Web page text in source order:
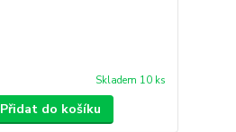
Skladem 10 ks
Přidat do košíku